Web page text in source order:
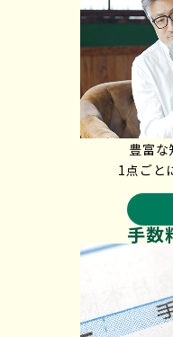
豊富な
1点 ごと
手数